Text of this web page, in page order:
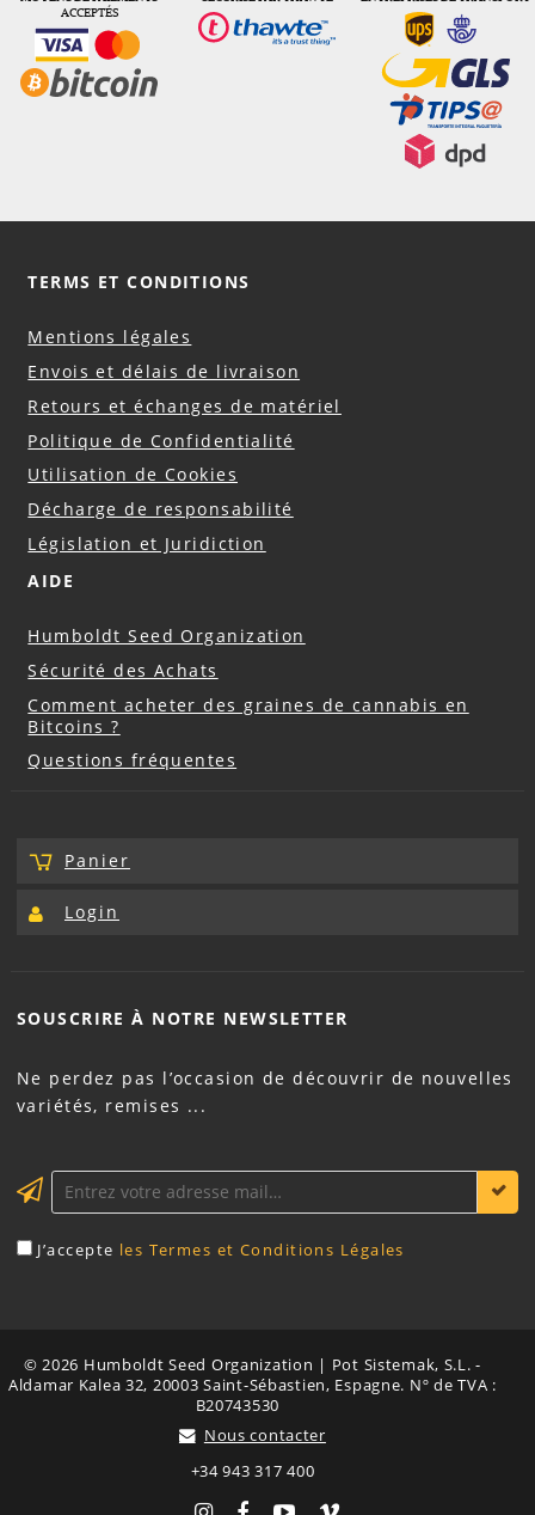
ACCEPTÉS
TERMS ET CONDITIONS
Mentions légales
Envois et délais de livraison
Retours et échanges de matériel
Politique de Confidentialité
Utilisation de Cookies
Décharge de responsabilité
Législation et Juridiction
AIDE
Humboldt Seed Organization
Sécurité des Achats
Comment acheter des graines de cannabis en
Bitcoins ?
Questions fréquentes
Panier
Login
SOUSCRIRE À NOTRE NEWSLETTER
Ne perdez pas l’occasion de découvrir de nouvelles
variétés, remises ...
J’accepte les Termes et Conditions Légales
© 2026 Humboldt Seed Organization | Pot Sistemak, S.L. -
Aldamar Kalea 32, 20003 Saint-Sébastien, Espagne. Nº de TVA :
B20743530
Nous contacter
+34 943 317 400